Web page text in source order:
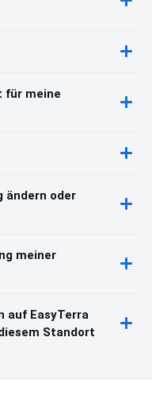
für meine
ändern oder
meiner
auf EasyTerra
Standort